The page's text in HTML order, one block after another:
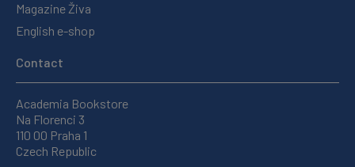
Magazine Živa
English e-shop
Contact
Academia Bookstore
Na Florenci 3
110 00 Praha 1
Czech Republic